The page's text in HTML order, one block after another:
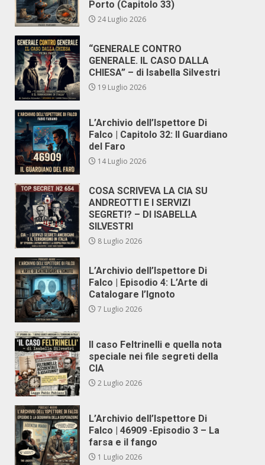
Porto (Capitolo 33)
24 Luglio 2026
“GENERALE CONTRO
GENERALE. IL CASO DALLA
CHIESA” – di Isabella Silvestri
19 Luglio 2026
L’Archivio dell’Ispettore Di
Falco | Capitolo 32: Il Guardiano
del Faro
14 Luglio 2026
COSA SCRIVEVA LA CIA SU
ANDREOTTI E I SERVIZI
SEGRETI? – DI ISABELLA
SILVESTRI
8 Luglio 2026
L’Archivio dell’Ispettore Di
Falco | Episodio 4: L’Arte di
Catalogare l’Ignoto
7 Luglio 2026
Il caso Feltrinelli e quella nota
speciale nei file segreti della
CIA
2 Luglio 2026
L’Archivio dell’Ispettore Di
Falco | 46909 -Episodio 3 – La
farsa e il fango
1 Luglio 2026